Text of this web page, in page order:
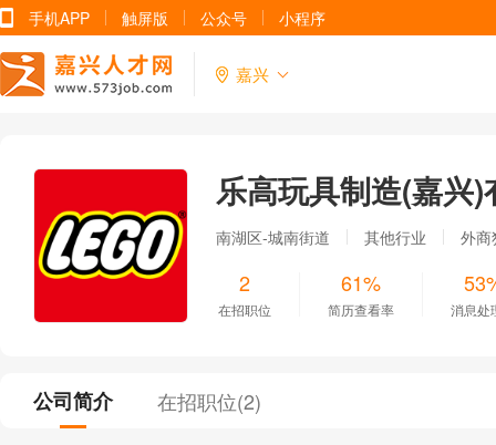
手机APP 触屏版 公众号 小程序
嘉兴
乐高玩具制造(嘉兴)
南湖区-城南街道 其他行业 外商
2
在招职位
61%
简历查看率 消息处
公司简介 在招职位(2)